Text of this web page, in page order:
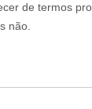
de termos
não.